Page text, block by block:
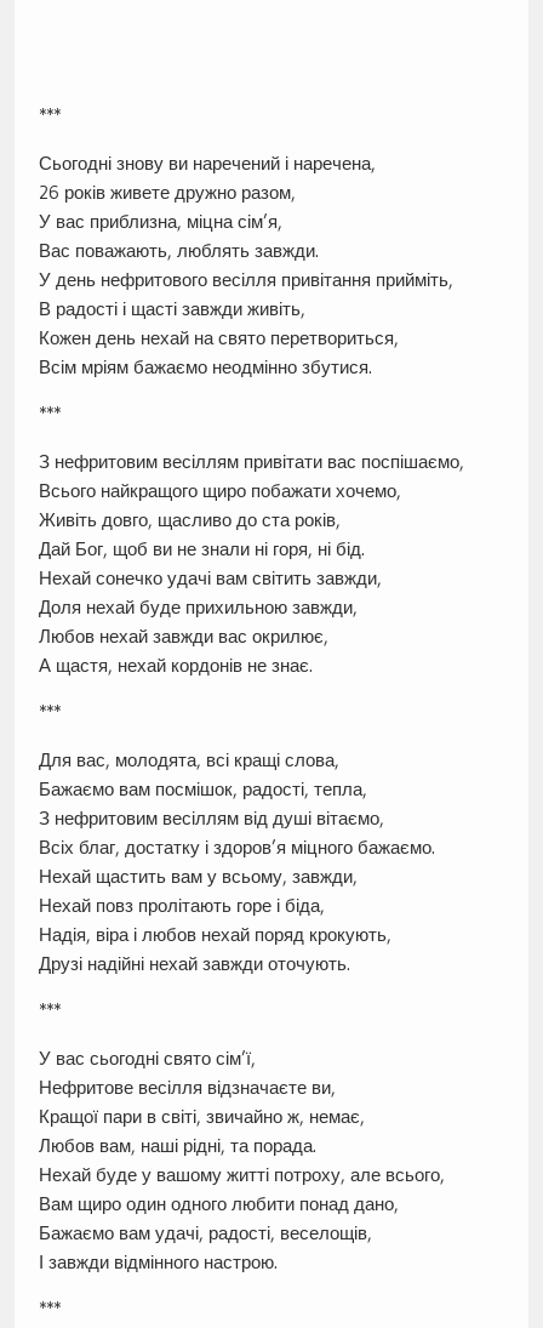
***
Сьогодні знову ви наречений і наречена,
26 років живете дружно разом,
У вас приблизна, міцна сім’я,
Вас поважають, люблять завжди.
У день нефритового весілля привітання прийміть,
В радості і щасті завжди живіть,
Кожен день нехай на свято перетвориться,
Всім мріям бажаємо неодмінно збутися.
***
З нефритовим весіллям привітати вас поспішаємо,
Всього найкращого щиро побажати хочемо,
Живіть довго, щасливо до ста років,
Дай Бог, щоб ви не знали ні горя, ні бід.
Нехай сонечко удачі вам світить завжди,
Доля нехай буде прихильною завжди,
Любов нехай завжди вас окрилює,
А щастя, нехай кордонів не знає.
***
Для вас, молодята, всі кращі слова,
Бажаємо вам посмішок, радості, тепла,
З нефритовим весіллям від душі вітаємо,
Всіх благ, достатку і здоров’я міцного бажаємо.
Нехай щастить вам у всьому, завжди,
Нехай повз пролітають горе і біда,
Надія, віра і любов нехай поряд крокують,
Друзі надійні нехай завжди оточують.
***
У вас сьогодні свято сім’ї,
Нефритове весілля відзначаєте ви,
Кращої пари в світі, звичайно ж, немає,
Любов вам, наші рідні, та порада.
Нехай буде у вашому житті потроху, але всього,
Вам щиро один одного любити понад дано,
Бажаємо вам удачі, радості, веселощів,
І завжди відмінного настрою.
***